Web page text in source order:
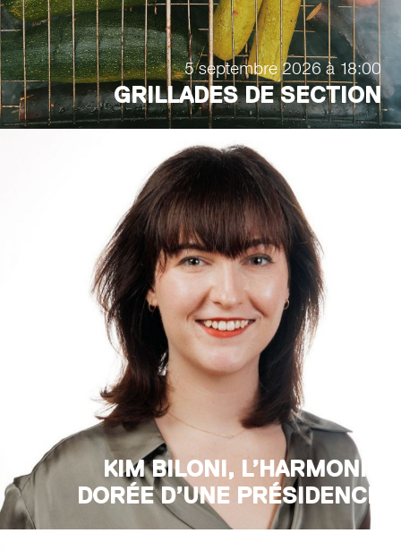
5 septembre 2026 à 18:00
GRILLADES DE SECTION
KIM BILONI, L’HARMONIE
DORÉE D’UNE PRÉSIDENCE